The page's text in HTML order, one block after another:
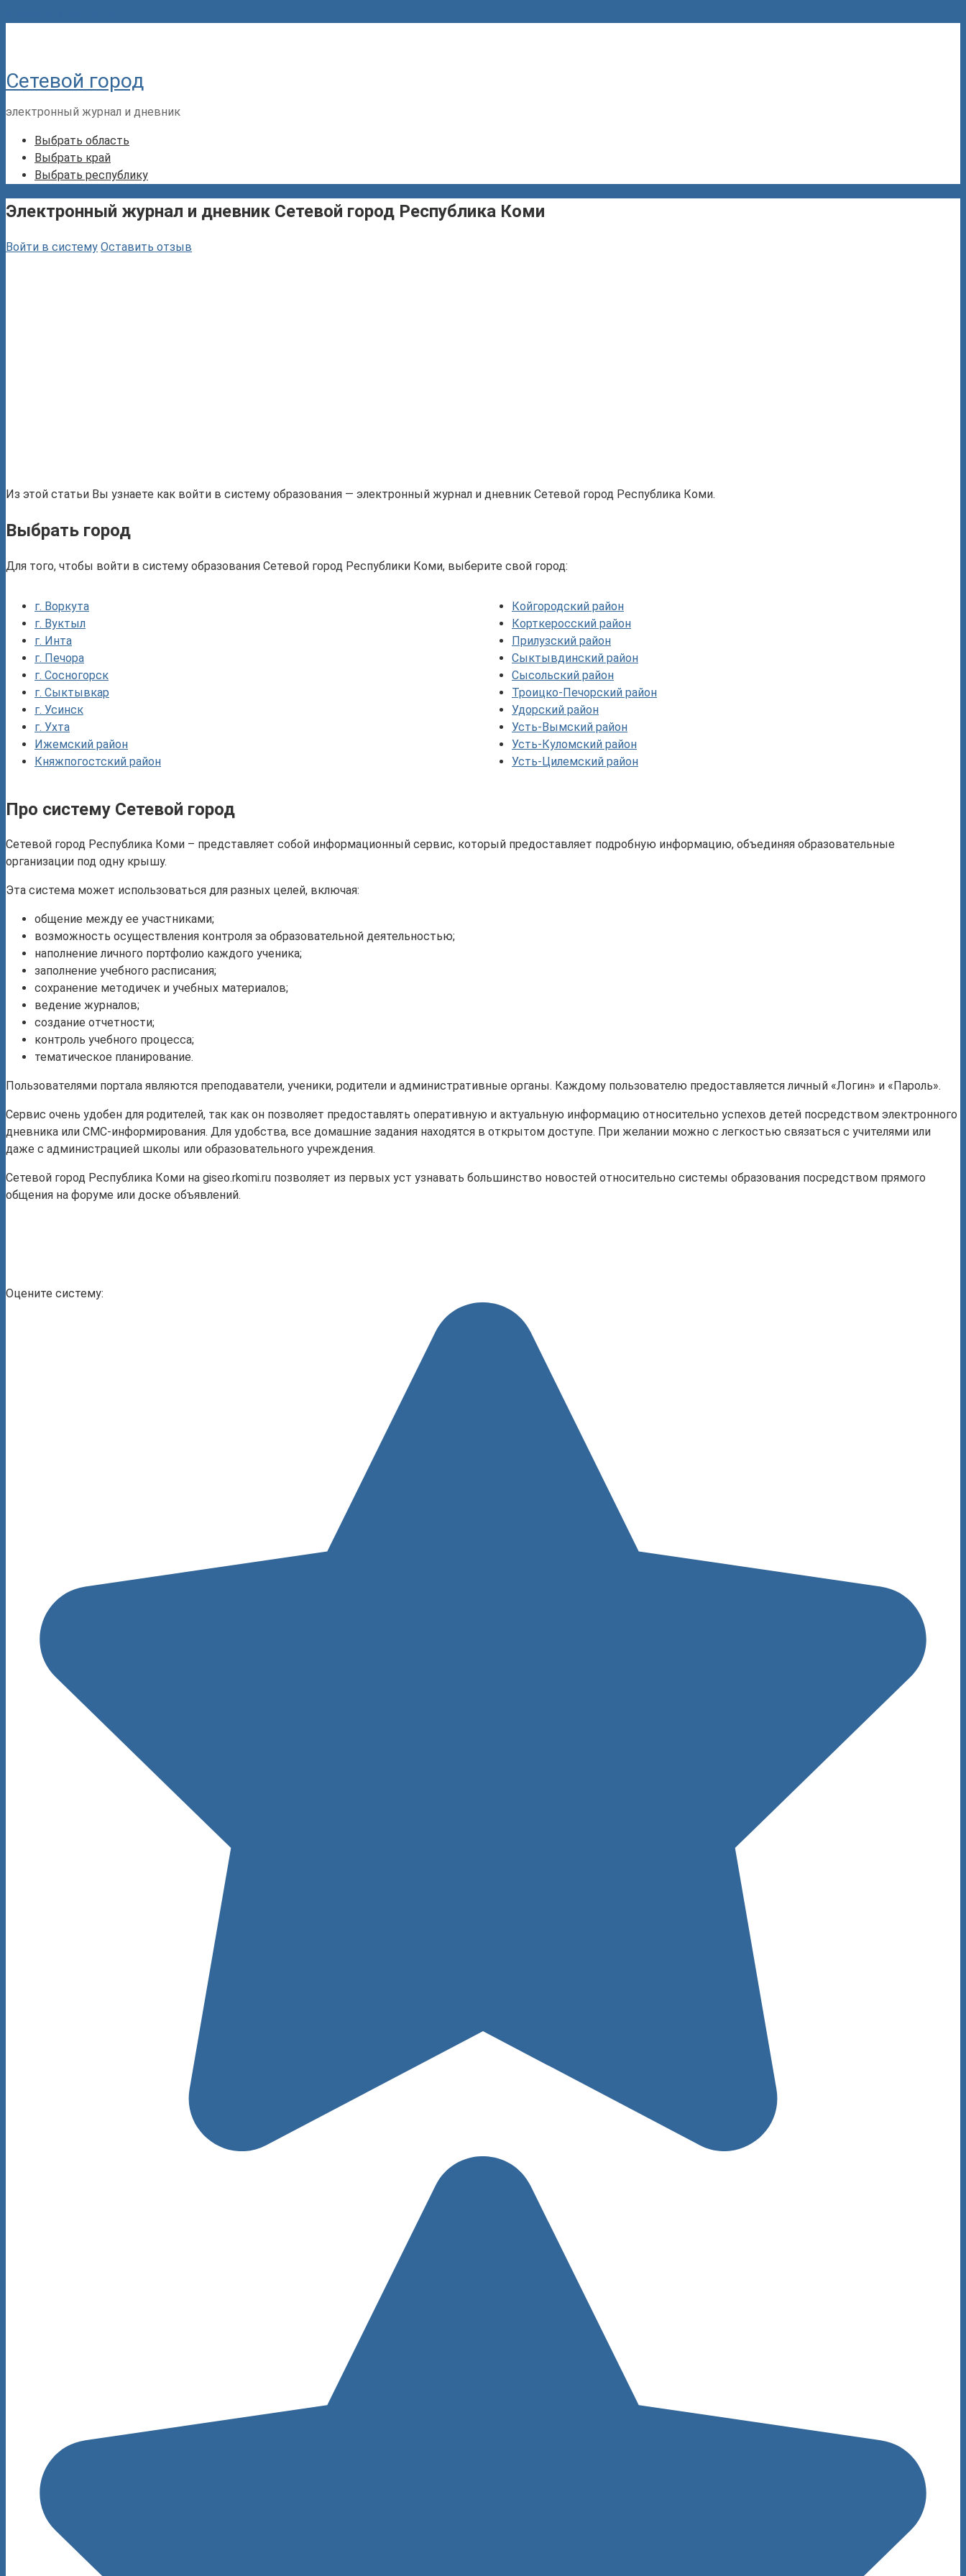
Сетевой город
электронный журнал и дневник
Выбрать область
Выбрать край
Выбрать республику
Электронный журнал и дневник Сетевой город Республика Коми
Войти в систему Оставить отзыв
Из этой статьи Вы узнаете как войти в систему образования — электронный журнал и дневник Сетевой город Республика Коми.
Выбрать город
Для того, чтобы войти в систему образования Сетевой город Республики Коми, выберите свой город:
г. Воркута
г. Вуктыл
г. Инта
г. Печора
г. Сосногорск
г. Сыктывкар
г. Усинск
г. Ухта
Ижемский район
Княжпогостский район
Койгородский район
Корткеросский район
Прилузский район
Сыктывдинский район
Сысольский район
Троицко-Печорский район
Удорский район
Усть-Вымский район
Усть-Куломский район
Усть-Цилемский район
Про систему Сетевой город
Сетевой город Республика Коми – представляет собой информационный сервис, который предоставляет подробную информацию, объединяя образовательные
организации под одну крышу.
Эта система может использоваться для разных целей, включая:
общение между ее участниками;
возможность осуществления контроля за образовательной деятельностью;
наполнение личного портфолио каждого ученика;
заполнение учебного расписания;
сохранение методичек и учебных материалов;
ведение журналов;
создание отчетности;
контроль учебного процесса;
тематическое планирование.
Пользователями портала являются преподаватели, ученики, родители и административные органы. Каждому пользователю предоставляется личный «Логин» и «Пароль».
Сервис очень удобен для родителей, так как он позволяет предоставлять оперативную и актуальную информацию относительно успехов детей посредством электронного
дневника или СМС-информирования. Для удобства, все домашние задания находятся в открытом доступе. При желании можно с легкостью связаться с учителями или
даже с администрацией школы или образовательного учреждения.
Сетевой город Республика Коми на giseo.rkomi.ru позволяет из первых уст узнавать большинство новостей относительно системы образования посредством прямого
общения на форуме или доске объявлений.
Оцените систему: